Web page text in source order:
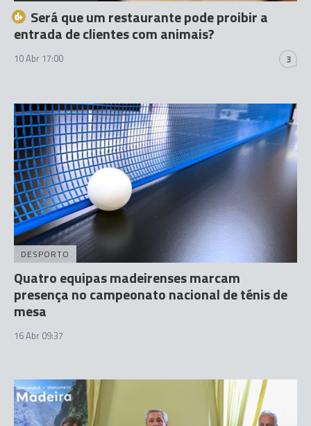
Será que um restaurante pode proibir a
entrada de clientes com animais?
10 Abr 17:00 3
DESPORTO
Quatro equipas madeirenses marcam
presença no campeonato nacional de ténis de
mesa
16 Abr 09:37